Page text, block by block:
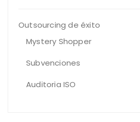
Outsourcing de éxito
Mystery Shopper
Subvenciones
Auditoria ISO